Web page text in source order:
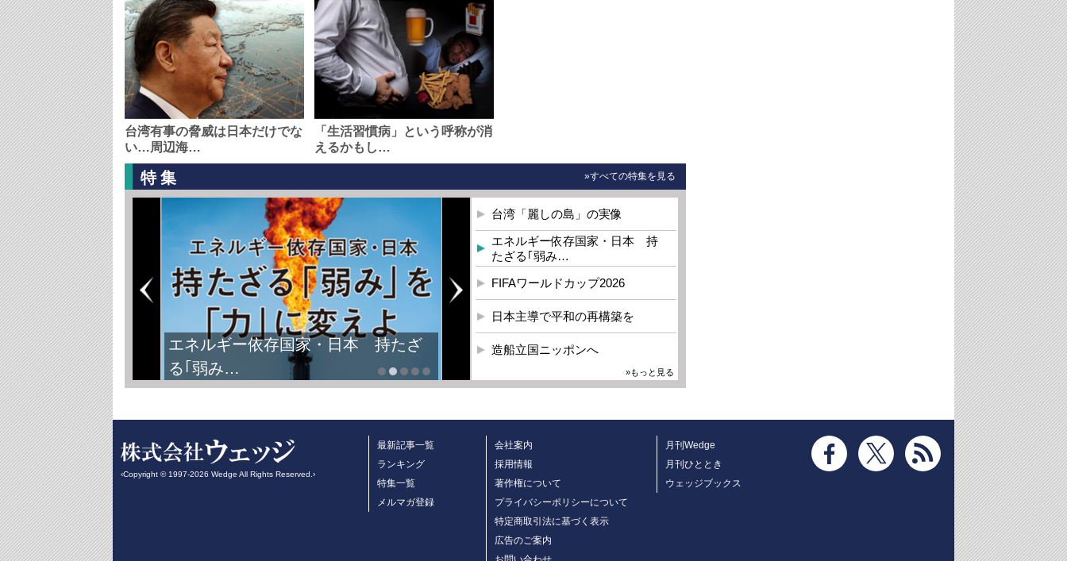
台湾有事の脅威は日本だけでな
い…周辺海…
「生活習慣病」という呼称が消
えるかもし…
特集 »すべての特集を見る
エネルギー依存国家・日本 持たざ
る｢弱み…
台湾「麗しの島」の実像
エネルギー依存国家・日本 持
たざる｢弱み…
FIFAワールドカップ2026
日本主導で平和の再構築を
造船立国ニッポンへ
»もっと見る
‹Copyright © 1997-2026 Wedge All Rights Reserved.›
最新記事一覧
ランキング
特集一覧
メルマガ登録
会社案内
採用情報
著作権について
プライバシーポリシーについて
特定商取引法に基づく表示
広告のご案内
月刊Wedge
月刊ひととき
ウェッジブックス